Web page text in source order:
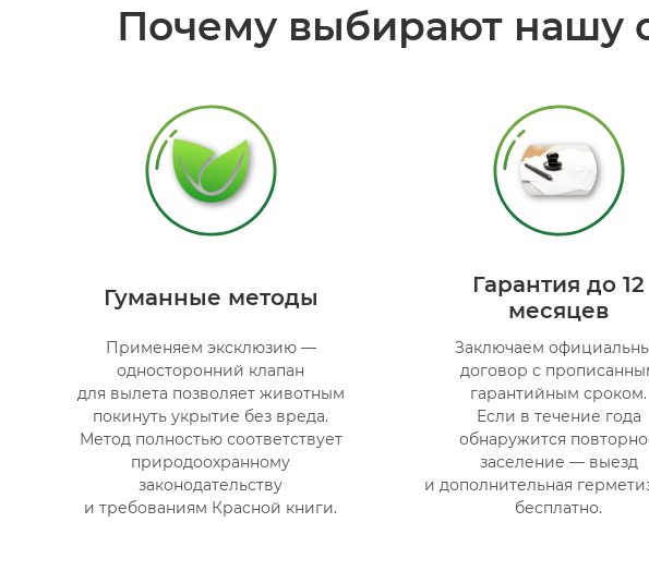
Почему выбирают нашу
Гуманные методы
Применяем эксклюзию —
односторонний клапан
для вылета позволяет животным
покинуть укрытие без вреда.
Метод полностью соответствует
природоохранному
законодательству
и требованиям Красной книги.
Гарантия до 12
месяцев
Заключаем
договор с
гарантийным сроком.
Если в течение года
обнаружится
заселение — выезд
и дополнительная
бесплатно.